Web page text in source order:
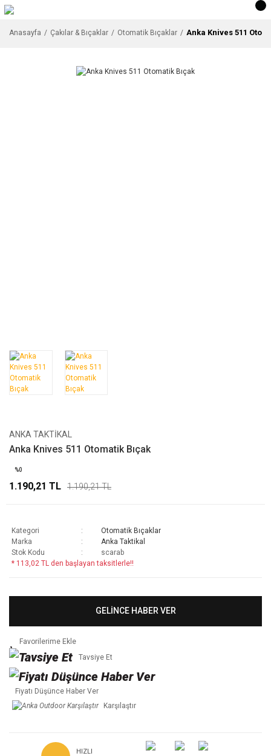
Anasayfa Çakılar & Bıçaklar Otomatik Bıçaklar Anka Knives 511
ANKA TAKTIKAL
Anka Knives 511 Otomatik Bıçak
%0
1.190,21 TL 1.190,21 TL
Kategori
Otomatik Bıçaklar
Marka
Anka Taktikal
Stok Kodu
scarab
* 113,02 TL den başlayan taksitlerle!!
GELİNCE HABER VER
Tavsiye Et
Fiyatı Düşünce Haber Ver
Karşılaştır
HIZLI